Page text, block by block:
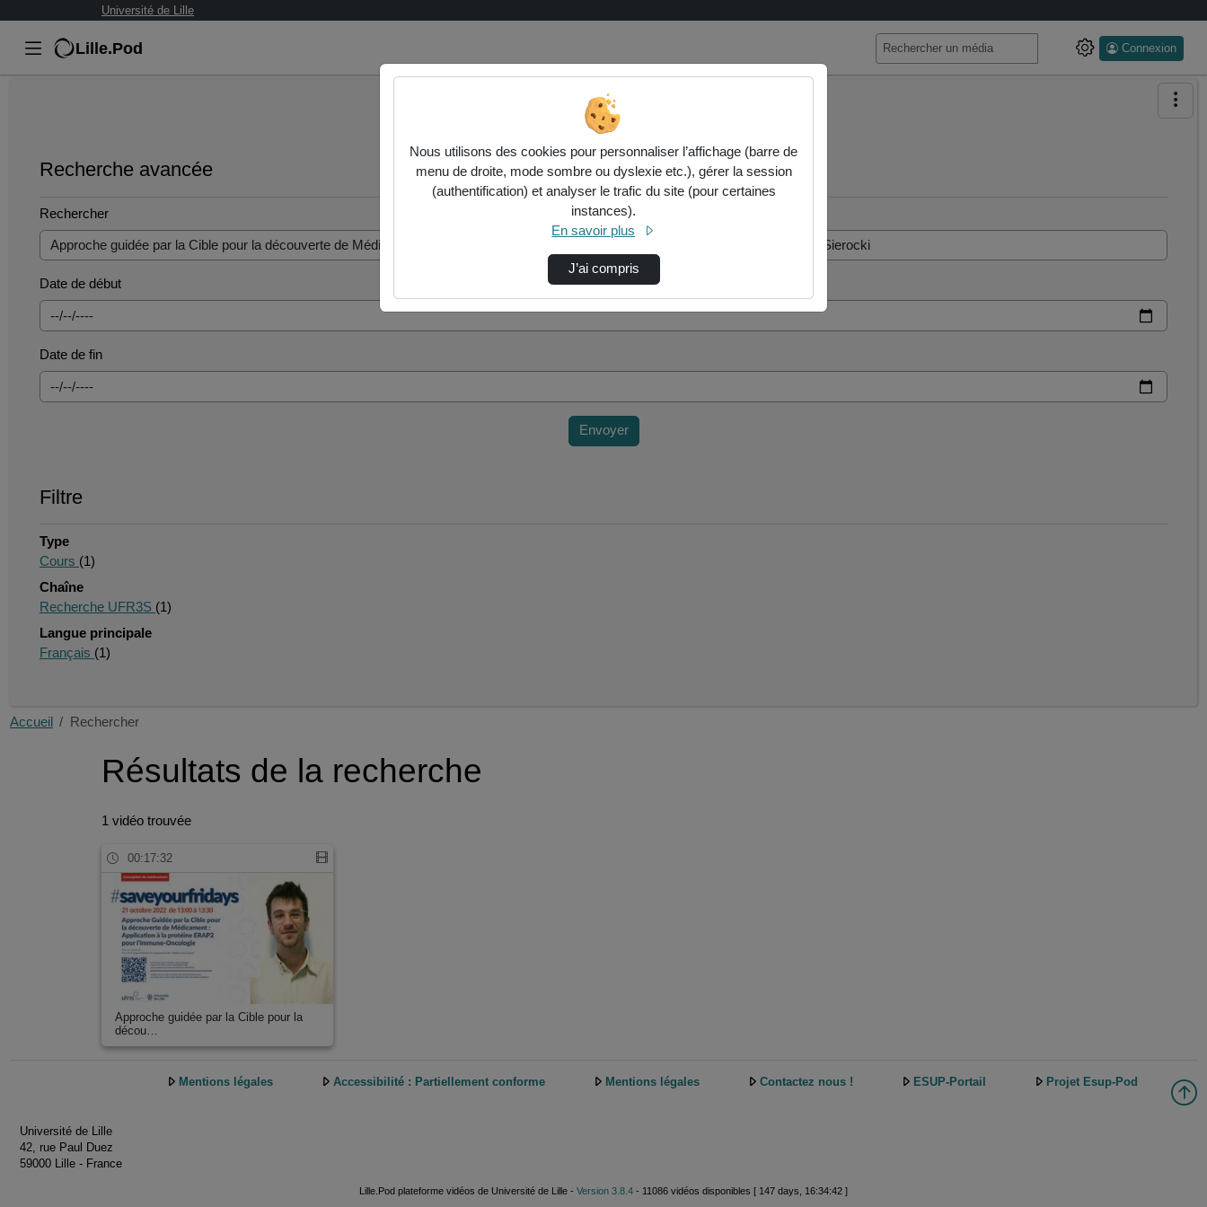
Université de Lille
Lille.Pod Connexion
Recherche avancée
Rechercher
Date de début
Date de fin
Envoyer
Filtre
Type
Cours (1)
Chaîne
Recherche UFR3S (1)
Langue principale
Français (1)
Accueil Rechercher
Résultats de la recherche
1 vidéo trouvée
00:17:32
Approche guidée par la Cible pour la
décou…
Université de Lille
42, rue Paul Duez
59000 Lille - France
Mentions légales Accessibilité : Partiellement conforme Mentions légales Contactez nous ! ESUP-Portail Projet Esup-Pod
Lille.Pod plateforme vidéos de Université de Lille - Version 3.8.4 - 11086 vidéos disponibles [ 147 days, 16:34:42 ]
Nous utilisons des cookies pour personnaliser l’affichage (barre de
menu de droite, mode sombre ou dyslexie etc.), gérer la session
(authentification) et analyser le trafic du site (pour certaines
instances).
En savoir plus
J’ai compris